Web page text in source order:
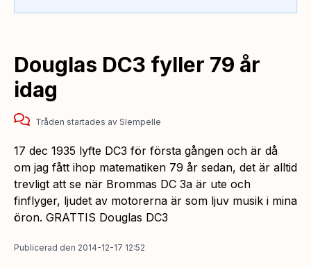
Douglas DC3 fyller 79 år
idag
Tråden startades av Slempelle
17 dec 1935 lyfte DC3 för första gången och är då
om jag fått ihop matematiken 79 år sedan, det är alltid
trevligt att se när Brommas DC 3a är ute och
finflyger, ljudet av motorerna är som ljuv musik i mina
öron. GRATTIS Douglas DC3
Publicerad den 2014-12-17 12:52